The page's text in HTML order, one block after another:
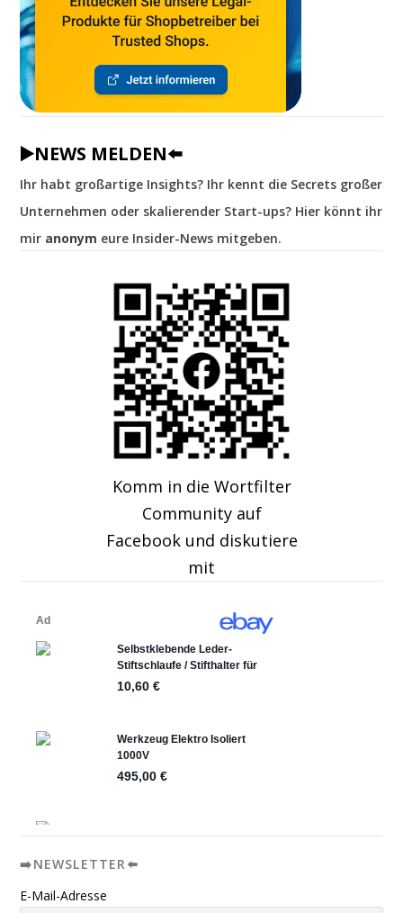
▶️NEWS MELDEN⬅️
Ihr habt großartige Insights? Ihr kennt die Secrets großer
Unternehmen oder skalierender Start-ups? Hier könnt ihr
mir anonym eure Insider-News mitgeben.
Komm in die Wortfilter
Community auf
Facebook und diskutiere
mit
➡️NEWSLETTER⬅️
E-Mail-Adresse